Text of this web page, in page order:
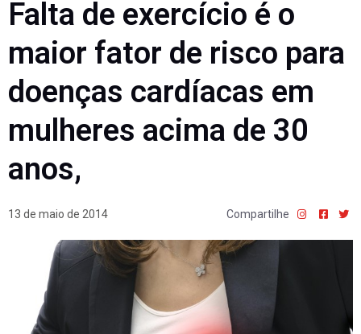
Falta de exercício é o
maior fator de risco para
doenças cardíacas em
mulheres acima de 30
anos,
13 de maio de 2014 Compartilhe